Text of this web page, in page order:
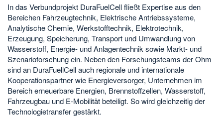
In das Verbundprojekt DuraFuelCell fließt Expertise aus den
Bereichen Fahrzeugtechnik, Elektrische Antriebssysteme,
Analytische Chemie, Werkstofftechnik, Elektrotechnik,
Erzeugung, Speicherung, Transport und Umwandlung von
Wasserstoff, Energie- und Anlagentechnik sowie Markt- und
Szenarioforschung ein. Neben den Forschungsteams der Ohm
sind an DuraFuellCell auch regionale und internationale
Kooperationspartner wie Energieversorger, Unternehmen im
Bereich erneuerbare Energien, Brennstoffzellen, Wasserstoff,
Fahrzeugbau und E-Mobilität beteiligt. So wird gleichzeitig der
Technologietransfer gestärkt.